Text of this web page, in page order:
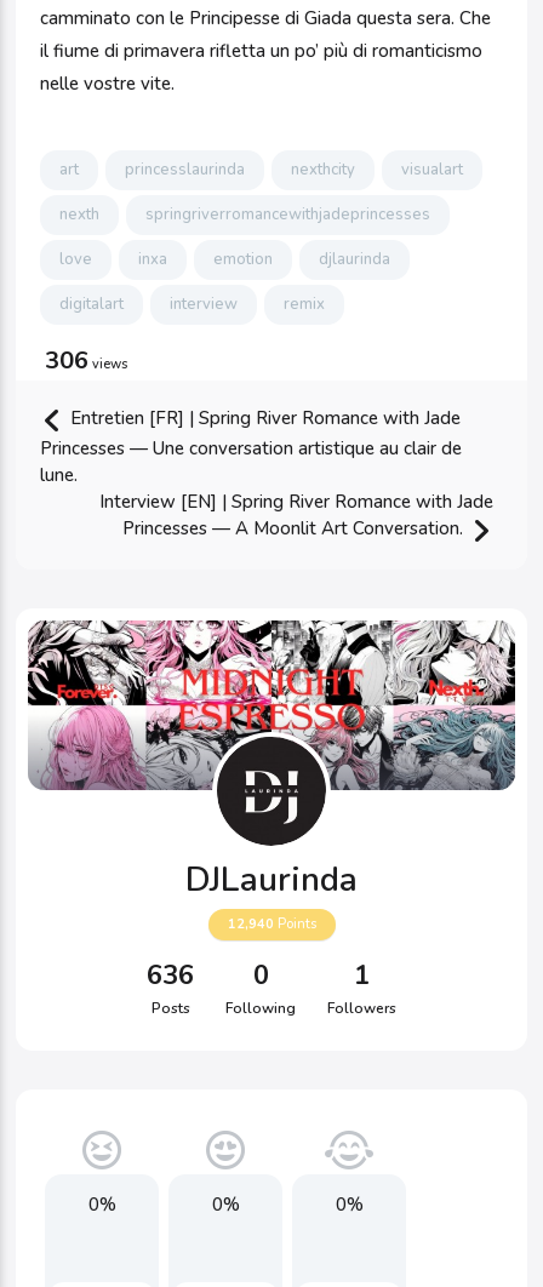
camminato con le Principesse di Giada questa sera. Che
il fiume di primavera rifletta un po’ più di romanticismo
nelle vostre vite.
art princesslaurinda nexthcity visualart
nexth springriverromancewithjadeprincesses
love inxa emotion djlaurinda
digitalart interview remix
306 views
Entretien [FR] | Spring River Romance with Jade
Princesses — Une conversation artistique au clair de
lune.
Interview [EN] | Spring River Romance with Jade
Princesses — A Moonlit Art Conversation.
DJLaurinda
12,940 Points
636
Posts
0
Following
1
Followers
0% 0% 0%